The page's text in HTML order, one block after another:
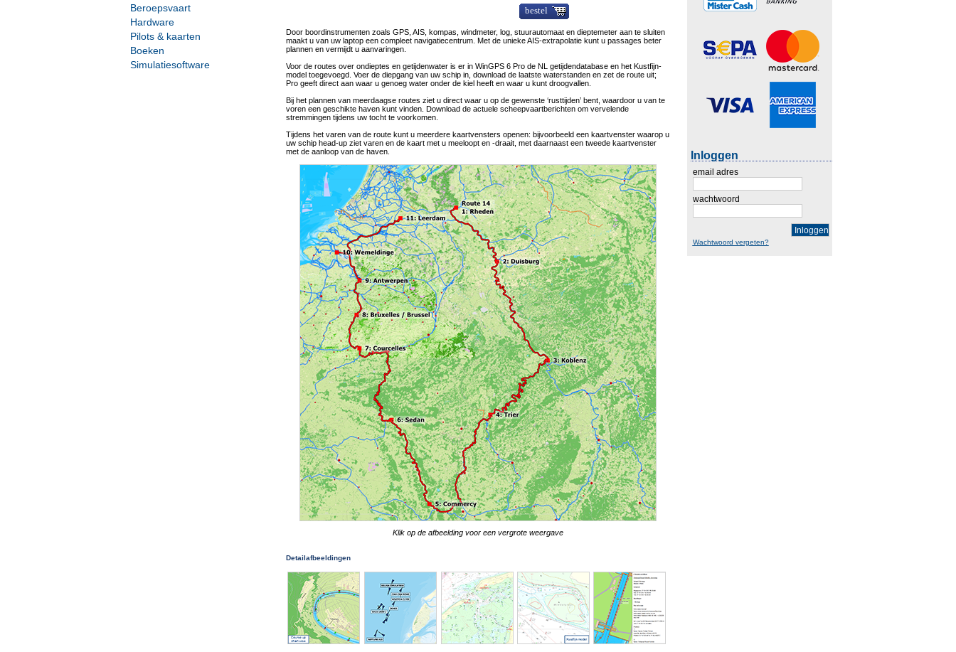
Beroepsvaart
Hardware
Pilots & kaarten
Boeken
Simulatiesoftware
bestel
Door boordinstrumenten zoals GPS, AIS, kompas, windmeter, log, stuurautomaat en dieptemeter aan te sluiten
maakt u van uw laptop een compleet navigatiecentrum. Met de unieke AIS-extrapolatie kunt u passages beter
plannen en vermijdt u aanvaringen.
Voor de routes over ondieptes en getijdenwater is er in WinGPS 6 Pro de NL getijdendatabase en het Kustfijn-
model toegevoegd. Voer de diepgang van uw schip in, download de laatste waterstanden en zet de route uit;
Pro geeft direct aan waar u genoeg water onder de kiel heeft en waar u kunt droogvallen.
Bij het plannen van meerdaagse routes ziet u direct waar u op de gewenste ‘rusttijden’ bent, waardoor u van te
voren een geschikte haven kunt vinden. Download de actuele scheepvaartberichten om vervelende
stremmingen tijdens uw tocht te voorkomen.
Tijdens het varen van de route kunt u meerdere kaartvensters openen: bijvoorbeeld een kaartvenster waarop u
uw schip head-up ziet varen en de kaart met u meeloopt en -draait, met daarnaast een tweede kaartvenster
met de aanloop van de haven.
Klik op de afbeelding voor een vergrote weergave
Detailafbeeldingen
Inloggen
email adres
wachtwoord
Inloggen
Wachtwoord vergeten?